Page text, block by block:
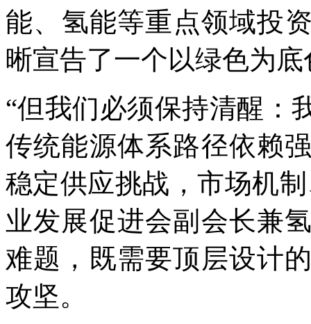
能、氢能等重点领域投
晰宣告了一个以绿色为
“但我们必须保持清醒：
传统能源体系路径依赖
稳定供应挑战，市场机
业发展促进会副会长兼
难题，既需要顶层设计
攻坚。